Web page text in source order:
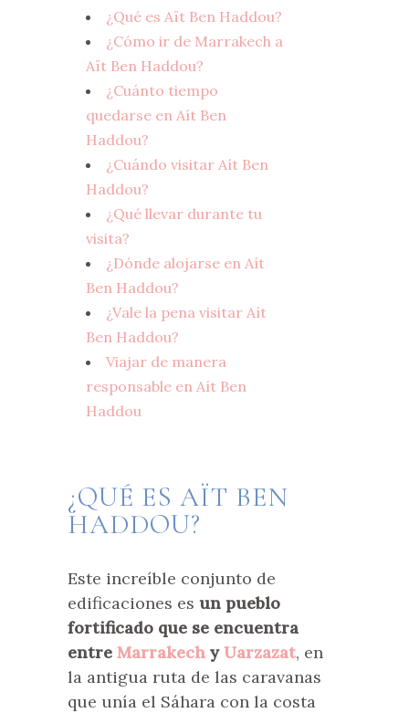
¿Qué es Aït Ben Haddou?
¿Cómo ir de Marrakech a
Aït Ben Haddou?
¿Cuánto tiempo
quedarse en Aít Ben
Haddou?
¿Cuándo visitar Aít Ben
Haddou?
¿Qué llevar durante tu
visita?
¿Dónde alojarse en Aít
Ben Haddou?
¿Vale la pena visitar Aít
Ben Haddou?
Viajar de manera
responsable en Aít Ben
Haddou
¿QUÉ ES AÏT BEN
HADDOU?
Este increíble conjunto de
edificaciones es un pueblo
fortificado que se encuentra
entre Marrakech yUarzazat, en
la antigua ruta de las caravanas
que unía el Sáhara con la costa